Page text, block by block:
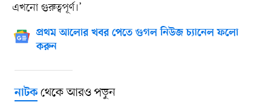
এখনো গুরুত্বপূর্ণ।’
প্রথম আলোর খবর পেতে গুগল নিউজ চ্যানেল ফলো
করুন
নাটকথেকে আরও পড়ুন